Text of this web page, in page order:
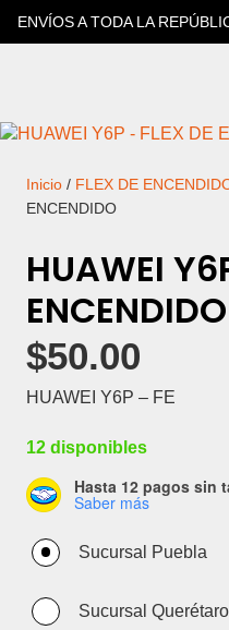
ENVÍOS A TODA LA
Inicio / FLEX DE
ENCENDIDO
HUAWEI
ENCENDIDO
$50.00
HUAWEI Y6P – FE
12 disponibles
Hasta 12 pagos sin
Saber más
Sucursal Puebla
Sucursal Querétaro